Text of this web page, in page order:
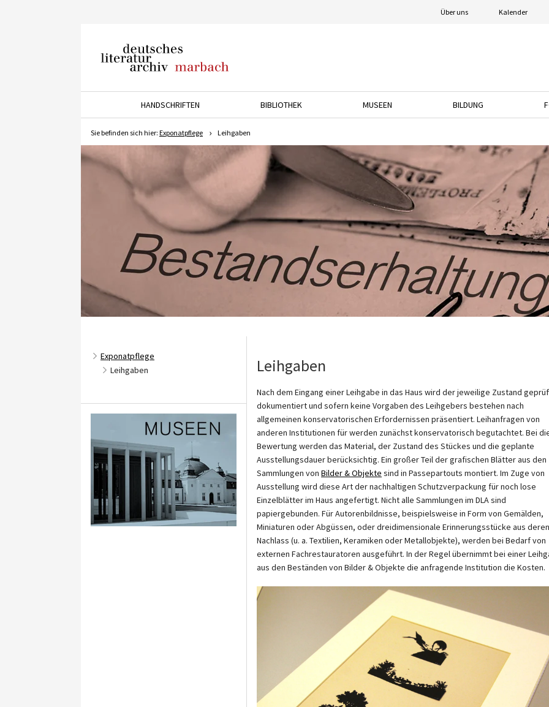
Über uns Kalender
Marbach
HANDSCHRIFTEN
BIBLIOTHEK
MUSEEN
BILDUNG
Sie befinden sich hier: Exponatpflege Leihgaben
Exponatpflege
Leihgaben
Leihgaben
Nach dem Eingang einer Leihgabe in das Haus wird der jeweilige Zustand
dokumentiert und sofern keine Vorgaben des Leihgebers bestehen nach
allgemeinen konservatorischen Erfordernissen präsentiert. Leihanfragen von
anderen Institutionen für werden zunächst konservatorisch begutachtet. Bei
Bewertung werden das Material, der Zustand des Stückes und die geplante
Ausstellungsdauer berücksichtig. Ein großer Teil der grafischen Blätter aus den
Sammlungen von Bilder & Objekte sind in Passepartouts montiert. Im Zuge von
Ausstellung wird diese Art der nachhaltigen Schutzverpackung für noch lose
Einzelblätter im Haus angefertigt. Nicht alle Sammlungen im DLA sind
papiergebunden. Für Autorenbildnisse, beispielsweise in Form von Gemälden,
Miniaturen oder Abgüssen, oder dreidimensionale Erinnerungsstücke aus deren
Nachlass (u. a. Textilien, Keramiken oder Metallobjekte), werden bei Bedarf von
externen Fachrestauratoren ausgeführt. In der Regel übernimmt bei einer
aus den Beständen von Bilder & Objekte die anfragende Institution die Kosten.